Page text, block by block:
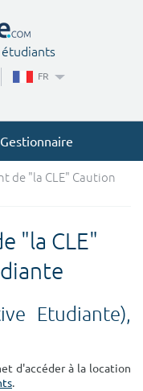
FR
Gestionnaire
max
de "la CLE" Caution
"la CLE"
Etudiante),
d'accéder à la location
.